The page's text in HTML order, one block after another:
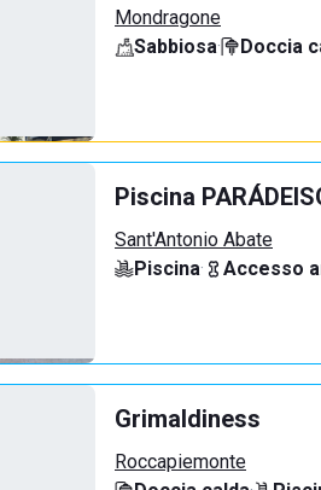
Mondragone
Sabbiosa· Doccia
Piscina
Sant'Antonio Abate
Piscina· Accesso
Grimaldiness
Roccapiemonte